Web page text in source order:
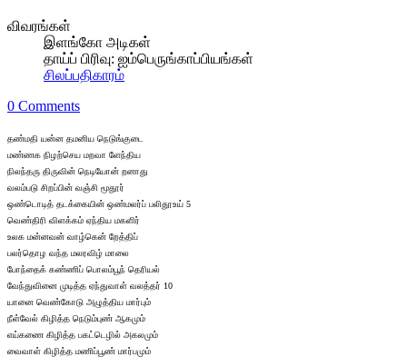
விவரங்கள்
இளங்கோ அடிகள்
தாய்ப் பிரிவு: ஐம்பெருங்காப்பியங்கள்
சிலப்பதிகாரம்
0 Comments
தண்மதி யன்ன தமனிய நெடுங்குடை
மண்ணக நிழற்செய மறவா ளேந்திய
நிலந்தரு திருவின் நெடியோன் றனாது
வலம்படு சிறப்பின் வஞ்சி மூதூர்
ஒண்டொடித் தடக்கையின் ஒண்மலர்ப் பலிதூஉய் 5
வெண்திரி விளக்கம் ஏந்திய மகளிர்
உலக மன்னவன் வாழ்கென் றேத்திப்
பலர்தொழ வந்த மலரவிழ் மாலை
போந்தைக் கண்ணிப் பொலம்பூந் தெரியல்
வேந்துவினை முடித்த ஏந்துவாள் வலத்தர் 10
யானை வெண்கோடு அழுத்திய மார்பும்
நீள்வேல் கிழித்த நெடும்புண் ஆகமும்
எய்கணை கிழித்த பகட்டெழில் அகலமும்
வைவாள் கிழித்த மணிப்பூண் மார்பமும்